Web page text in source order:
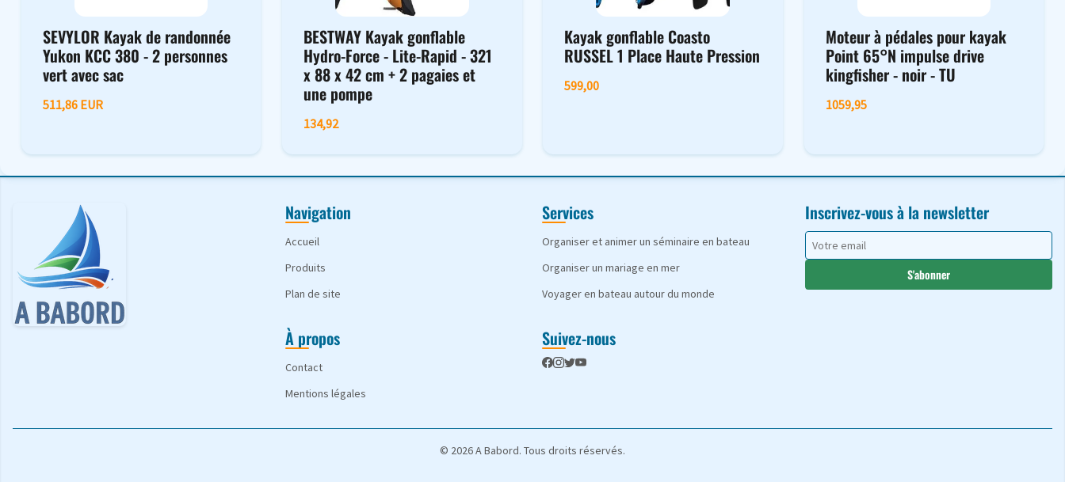
SEVYLOR Kayak de randonnée
Yukon KCC 380 - 2 personnes
vert avec sac
511,86 EUR
BESTWAY Kayak gonflable
Hydro-Force - Lite-Rapid - 321
x 88 x 42 cm + 2 pagaies et
une pompe
134,92
Kayak gonflable Coasto
RUSSEL 1 Place Haute Pression
599,00
Moteur à pédales pour kayak
Point 65°N impulse drive
kingfisher - noir - TU
1059,95
Navigation
Accueil
Produits
Plan de site
Services
Organiser et animer un séminaire en bateau
Organiser un mariage en mer
Voyager en bateau autour du monde
À propos
Contact
Mentions légales
Suivez-nous
Inscrivez-vous à la newsletter
S'abonner
© 2026 A Babord. Tous droits réservés.